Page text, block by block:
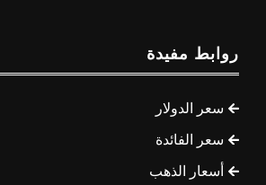
روابط مفيدة
سعر الدولار
سعر الفائدة
أسعار الذهب